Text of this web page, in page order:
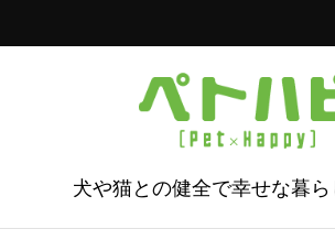
犬や猫との健全で幸せな暮